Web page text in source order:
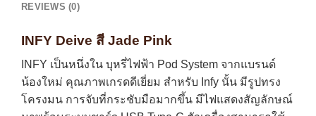
REVIEWS (0)
INFY Deive สี Jade Pink
INFY เป็นหนึ่งใน บุหรี่ไฟฟ้า Pod System จากแบรนด์
น้องใหม่ คุณภาพเกรดดีเยี่ยม สำหรับ Infy นั้น มีรูปทรง
โครงมน การจับที่กระชับมือมากขึ้น มีไฟแสดงสัญลักษณ์